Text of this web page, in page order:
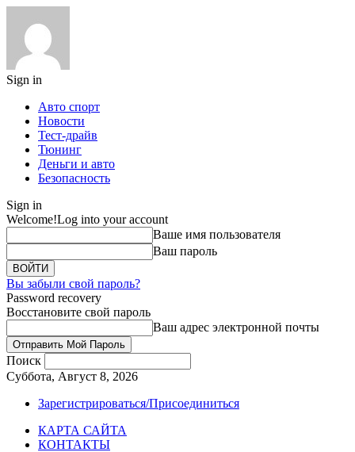
Sign in
Авто спорт
Новости
Тест-драйв
Тюнинг
Деньги и авто
Безопасность
Sign in
Welcome!Log into your account
Ваше имя пользователя
Ваш пароль
Вы забыли свой пароль?
Password recovery
Восстановите свой пароль
Ваш адрес электронной почты
Поиск
Суббота, Август 8, 2026
Зарегистрироваться/Присоединиться
КАРТА САЙТА
КОНТАКТЫ